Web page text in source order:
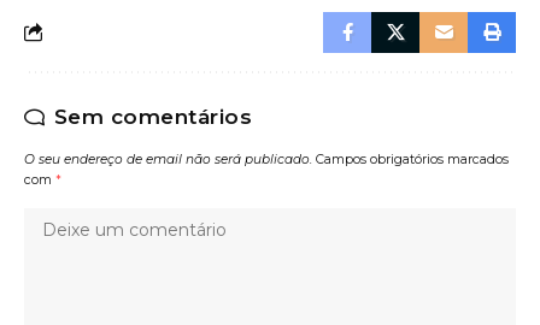
Sem comentários
O seu endereço de email não será publicado. Campos obrigatórios marcados
com *